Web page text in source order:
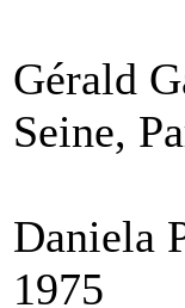
Gérald
Seine,
Daniela
1975